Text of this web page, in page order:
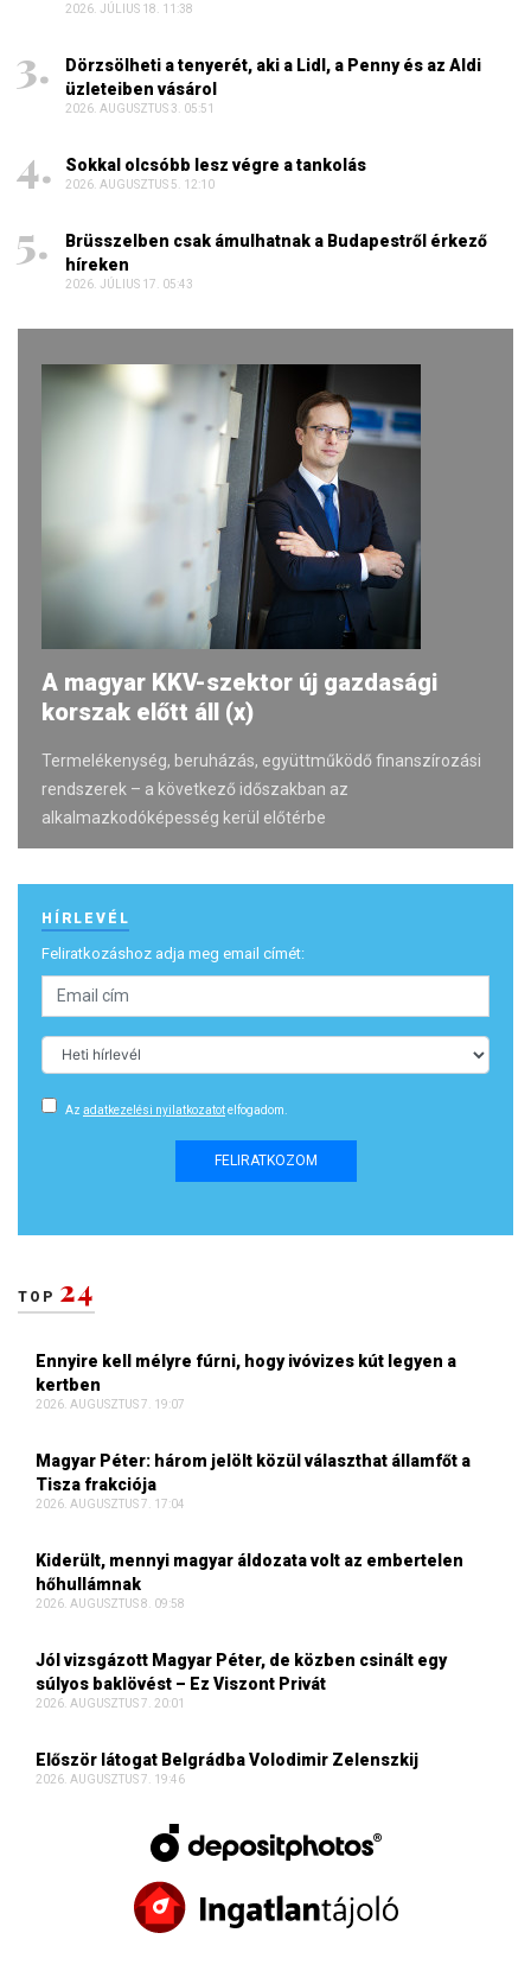
2026. JÚLIUS 18. 11:38
Dörzsölheti a tenyerét, aki a Lidl, a Penny és az Aldi
üzleteiben vásárol
2026. AUGUSZTUS 3. 05:51
Sokkal olcsóbb lesz végre a tankolás
2026. AUGUSZTUS 5. 12:10
Brüsszelben csak ámulhatnak a Budapestről érkező
híreken
2026. JÚLIUS 17. 05:43
A magyar KKV-szektor új gazdasági
korszak előtt áll (x)
Termelékenység, beruházás, együttműködő finanszírozási
rendszerek – a következő időszakban az
alkalmazkodóképesség kerül előtérbe
HÍRLEVÉL
Feliratkozáshoz adja meg email címét:
Az adatkezelési nyilatkozatotelfogadom.
FELIRATKOZOM
TOP 24
Ennyire kell mélyre fúrni, hogy ivóvizes kút legyen a
kertben
2026. AUGUSZTUS 7. 19:07
Magyar Péter: három jelölt közül választhat államfőt a
Tisza frakciója
2026. AUGUSZTUS 7. 17:04
Kiderült, mennyi magyar áldozata volt az embertelen
hőhullámnak
2026. AUGUSZTUS 8. 09:58
Jól vizsgázott Magyar Péter, de közben csinált egy
súlyos baklövést – Ez Viszont Privát
2026. AUGUSZTUS 7. 20:01
Először látogat Belgrádba Volodimir Zelenszkij
2026. AUGUSZTUS 7. 19:46